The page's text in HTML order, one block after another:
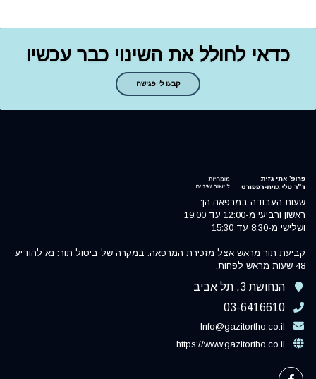
כדאי לחולל את השינוי כבר עכשיו
קבעו לי פגישה
שעות העבודה במרפאה הן:
ראשון ורביעי מ-12:00 עד 19:00
ושלישי מ-8:30 עד 15:30
קביעת תור מראש אצל מזכירת המרפאה. במקרה של ביטול תור: נא להודיע
48 שעות מראש לפחות.
הנחושת 3, תל אביב
03-6416610
Info@gazitortho.co.il
https://www.gazitortho.co.il